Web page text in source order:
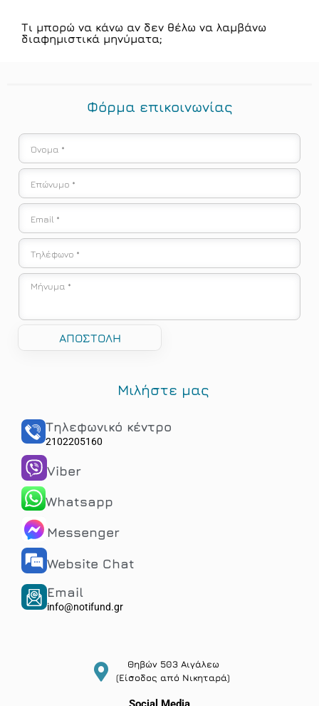
Τι μπορώ να κάνω αν δεν θέλω να λαμβάνω
διαφημιστικά μηνύματα;
Φόρμα επικοινωνίας
Μιλήστε μας
Τηλεφωνικό κέντρο
2102205160
Viber
Whatsapp
Messenger
Website Chat
Email
info@notifund.gr
Θηβών 503 Αιγάλεω
(Είσοδος από Νικηταρά)